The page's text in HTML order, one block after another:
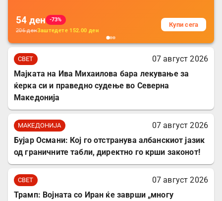
54 ден
-73%
206денЗаштедете 152.00 ден
Купи сега
СВЕТ
07 август 2026
Мајката на Ива Михаилова бара лекување за
ќерка си и праведно судење во Северна
Македонија
МАКЕДОНИЈА
07 август 2026
Бујар Османи: Кој го отстранува албанскиот јазик
од граничните табли, директно го крши законот!
СВЕТ
07 август 2026
Трамп: Војната со Иран ќе заврши „многу